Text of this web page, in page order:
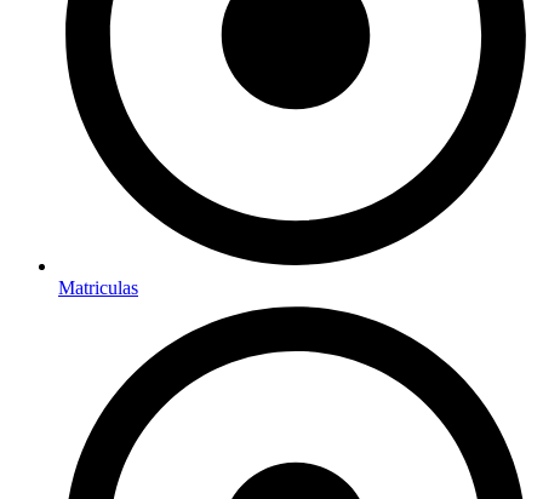
Matriculas